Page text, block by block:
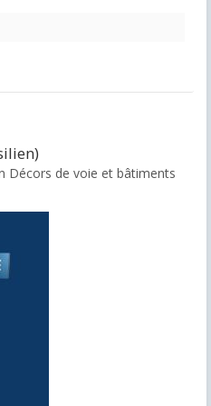
Décors de voie et bâtiments